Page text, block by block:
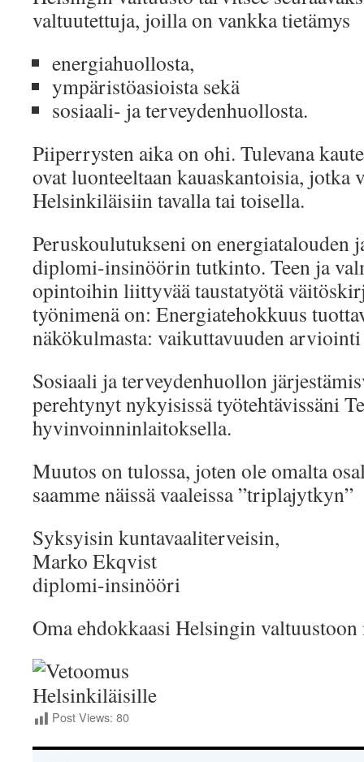
valtuutettuja, joilla on vankka tietämys
energiahuollosta,
ympäristöasioista sekä
sosiaali- ja terveydenhuollosta.
Piiperrysten aika on ohi. Tulevana
ovat luonteeltaan kauaskantoisia,
Helsinkiläisiin tavalla tai toisella.
Peruskoulutukseni on energiatalouden
diplomi-insinöörin tutkinto. Teen ja
opintoihin liittyvää taustatyötä
työnimenä on: Energiatehokkuus
näkökulmasta: vaikuttavuuden
Sosiaali ja terveydenhuollon
perehtynyt nykyisissä työtehtävissäni
hyvinvoinninlaitoksella.
Muutos on tulossa, joten ole omalta
saamme näissä vaaleissa ”triplajytkyn”
Syksyisin kuntavaaliterveisin,
Marko Ekqvist
diplomi-insinööri
Oma ehdokkaasi Helsingin
Post Views: 80